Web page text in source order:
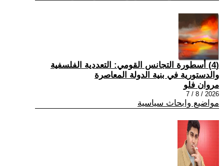
(4) أسطورة التجانس القومي: التعددية الفلسفية
والدستورية في بنية الدولة المعاصرة
مروان فلو
2026 / 8 / 7
مواضيع وابحاث سياسية